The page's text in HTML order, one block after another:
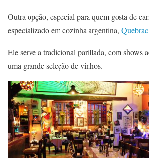
Outra opção, especial para quem gosta de
especializado em cozinha argentina,
Ele serve a tradicional parillada, com shows
uma grande seleção de vinhos.